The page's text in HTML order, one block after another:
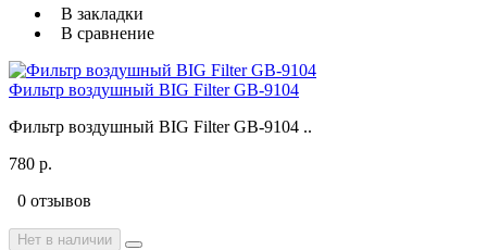
В закладки
В сравнение
Фильтр воздушный BIG Filter GB-9104
Фильтр воздушный BIG Filter GB-9104 ..
780 р.
0 отзывов
Нет в наличии